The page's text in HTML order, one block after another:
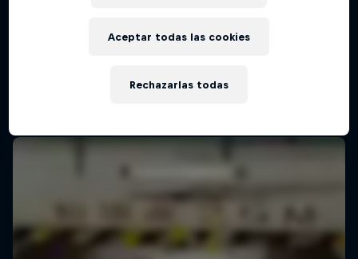
Rechazarlas todas
Aceptar todas las cookies